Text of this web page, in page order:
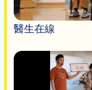
醫生在線